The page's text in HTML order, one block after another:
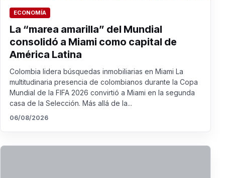
ECONOMÍA
La “marea amarilla” del Mundial
consolidó a Miami como capital de
América Latina
Colombia lidera búsquedas inmobiliarias en Miami La
multitudinaria presencia de colombianos durante la Copa
Mundial de la FIFA 2026 convirtió a Miami en la segunda
casa de la Selección. Más allá de la...
06/08/2026